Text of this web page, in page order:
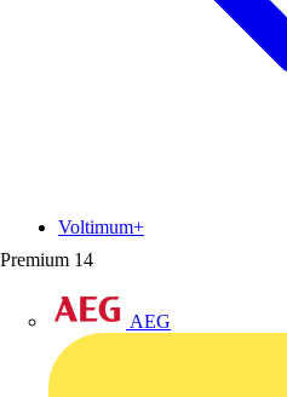
Premium 14
AEG
Voltimum+